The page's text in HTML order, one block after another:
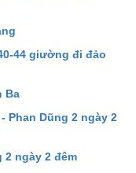
44 giường đi đảo
Ba
Phan Dũng 2 ngày 2
2 ngày 2 đêm